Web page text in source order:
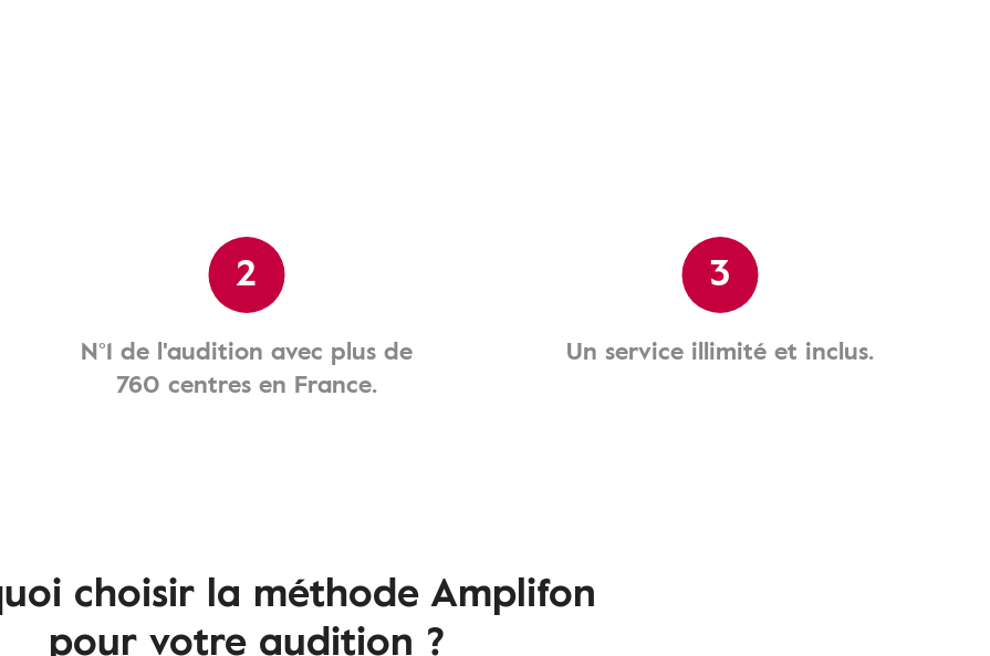
2
N°1 de l'audition avec plus de
760 centres en France.
3
Un service illimité et inclus.
choisir la méthode Amplifon
pour votre audition ?